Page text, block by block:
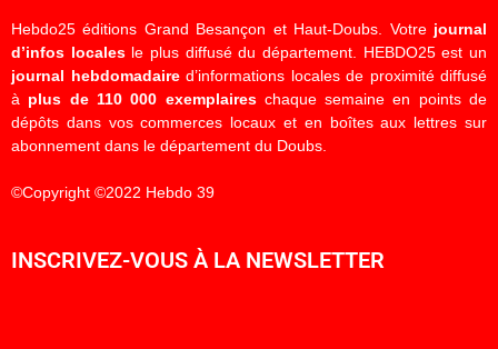
Hebdo25 éditions Grand Besançon et Haut-Doubs. Votre journal
d’infos localesle plus diffusé du département. HEBDO25 est un
journal hebdomadaired’informations locales de proximité diffusé
à plus de 110 000 exemplaireschaque semaine en points de
dépôts dans vos commerces locaux et en boîtes aux lettres sur
abonnement dans le département du Doubs.
©Copyright ©2022 Hebdo 39
INSCRIVEZ-VOUS À LA NEWSLETTER